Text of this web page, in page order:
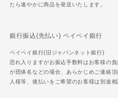
たら速やかに商品を発送いたします。
銀行振込(先払い) ペイペイ銀行
ペイペイ銀行(旧ジャパンネット銀行)
恐れ入りますがお振込手数料はお客様の
が団体名などの場合、あらかじめご連絡
人様等、後払いをご希望のお客様は別途